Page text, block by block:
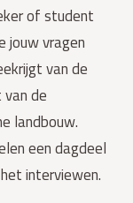
of student
jouw vragen
van de
de
landbouw.
een dagdeel
interviewen.